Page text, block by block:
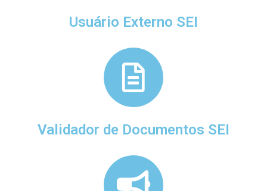
Usuário Externo SEI
Validador de Documentos SEI